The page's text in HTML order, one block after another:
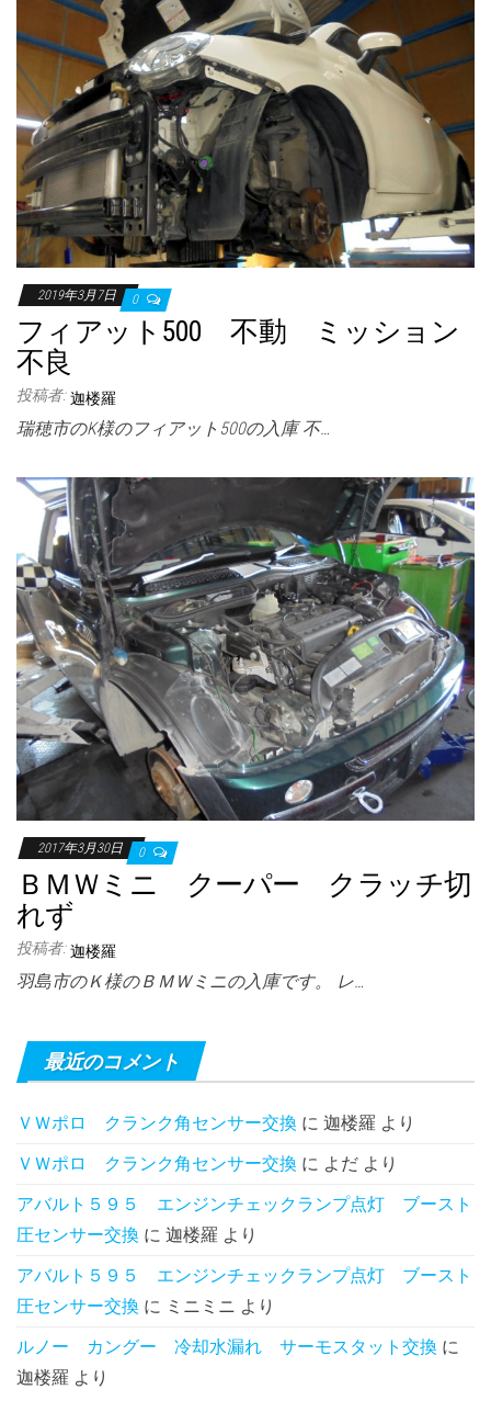
2019年3月7日 0
フィアット500 不動 ミッション
不良
投稿者: 迦楼羅
瑞穂市のK様のフィアット500の入庫 不…
2017年3月30日 0
ＢＭＷミニ クーパー クラッチ切
れず
投稿者: 迦楼羅
羽島市のＫ様のＢＭＷミニの入庫です。 レ…
最近のコメント
ＶＷポロ クランク角センサー交換 に 迦楼羅 より
ＶＷポロ クランク角センサー交換 に よだ より
アバルト５９５ エンジンチェックランプ点灯 ブースト
圧センサー交換 に 迦楼羅 より
アバルト５９５ エンジンチェックランプ点灯 ブースト
圧センサー交換 に ミニミニ より
ルノー カングー 冷却水漏れ サーモスタット交換 に
迦楼羅 より